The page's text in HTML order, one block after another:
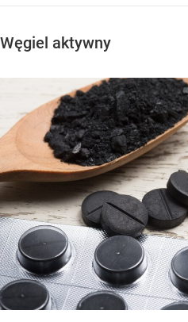
Węgiel aktywny